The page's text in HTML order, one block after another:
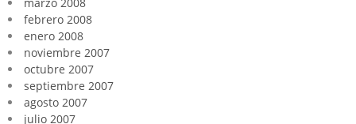
febrero 2008
enero 2008
noviembre 2007
octubre 2007
septiembre 2007
agosto 2007
julio 2007